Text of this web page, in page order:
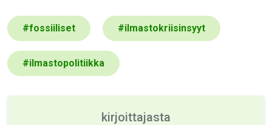
#fossiiliset #ilmastokriisinsyyt
#ilmastopolitiikka
kirjoittajasta